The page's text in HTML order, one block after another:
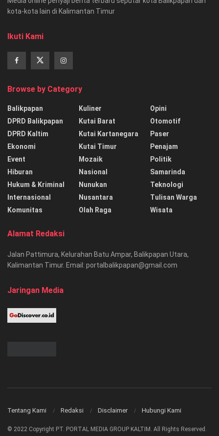
kota-kota lain di Kalimantan Timur
Ikuti Kami
Browse by Category
Balikpapan
DPRD Balikpapan
DPRD Kaltim
Ekonomi
Event
Hiburan
Hukum & Kriminal
Internasional
Komunitas
Kuliner
Kutai Barat
Kutai Kartanegara
Kutai Timur
Mozaik
Nasional
Nunukan
Nusantara
Olah Raga
Opini
Otomotif
Paser
Penajam
Politik
Samarinda
Teknologi
Tulisan Warga
Wisata
Alamat Redaksi
Jalan Pattimura, Kelurahan Batu Ampar, Balikpapan Utara,
Kalimantan Timur. Email: portalbalikpapan@gmail.com
Jaringan Media
Tentang Kami Redaksi Disclaimer Hubungi Kami
© 2022 Copyright PT. PORTAL MEDIA GROUP KALTIM. All Rights Reserved.